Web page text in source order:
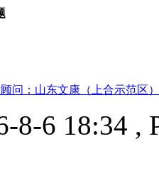
问：山东文康（上合示范区
8-6 18:34 ,